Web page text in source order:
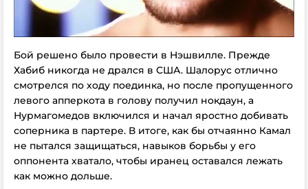
Бой решено было провести в Нэшвилле. Прежде
Хабиб никогда не дрался в США. Шалорус отлично
смотрелся по ходу поединка, но после пропущенного
левого апперкота в голову получил нокдаун, а
Нурмагомедов включился и начал яростно добивать
соперника в партере. В итоге, как бы отчаянно Камал
не пытался защищаться, навыков борьбы у его
оппонента хватало, чтобы иранец оставался лежать
как можно дольше.